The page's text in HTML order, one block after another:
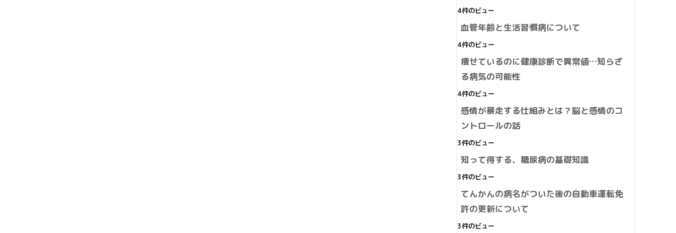
4件のビュー
血管年齢と生活習慣病について
4件のビュー
痩せているのに健康診断で異常値…知らざ
る病気の可能性
4件のビュー
感情が暴走する仕組みとは？脳と感情のコ
ントロールの話
3件のビュー
知って得する、糖尿病の基礎知識
3件のビュー
てんかんの病名がついた後の自動車運転免
許の更新について
3件のビュー